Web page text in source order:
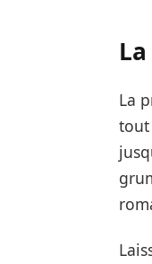
La
tout